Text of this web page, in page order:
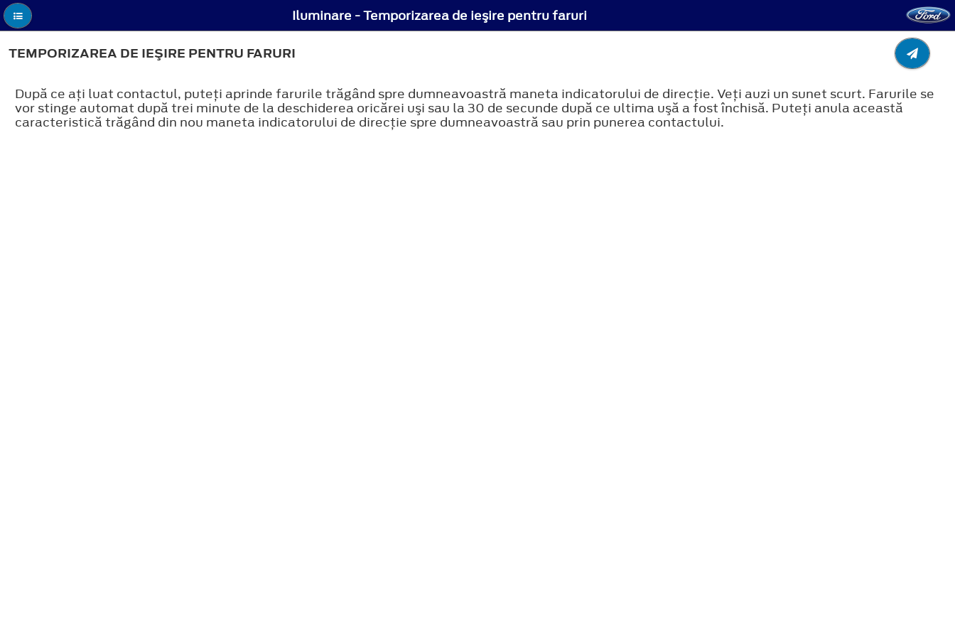
Iluminare - Temporizarea de ieşire pentru faruri
TEMPORIZAREA DE IEŞIRE PENTRU FARURI
După ce aţi luat contactul, puteţi aprinde farurile trăgând spre dumneavoastră maneta indicatorului de direcţie. Veţi auzi un sunet scurt. Farurile se
vor stinge automat după trei minute de la deschiderea oricărei uşi sau la 30 de secunde după ce ultima uşă a fost închisă. Puteţi anula această
caracteristică trăgând din nou maneta indicatorului de direcţie spre dumneavoastră sau prin punerea contactului.